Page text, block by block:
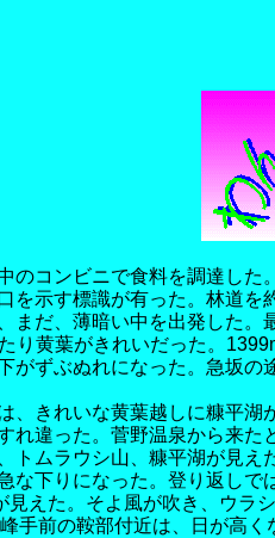
コンビニで食料を調達した。
示す標識が有った。林道
だ、薄暗い中を出発した
り黄葉がきれいだった。
がずぶぬれになった。急坂
、きれいな黄葉越しに糠平
違った。菅野温泉から来た
ムラウシ山、糠平湖が見え
下りになった。登り返しで
えた。そよ風が吹き、ウラ
手前の鞍部付近は、日が高